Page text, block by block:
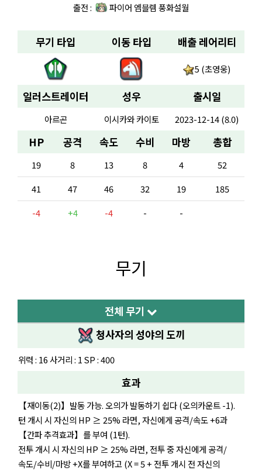
출전 : 파이어 엠블렘 풍화설월
무기 타입 이동 타입 배출 레어리티
5 (초영웅)
일러스트레이터 성우 출시일
아르곤 이시카와 카이토 2023-12-14 (8.0)
HP 공격 속도 수비 마방 총합
19 8 13 8 4
52
41
47 46 32 19
185
-4
+4 -4 - -
무기
전체 무기
청사자의 성야의 도끼
위력 : 16 사거리 : 1 SP : 400
효과
【재이동(2)】발동 가능. 오의가 발동하기 쉽다 (오의카운트 -1).
턴 개시 시 자신의 HP ≥ 25% 라면, 자신에게 공격/속도 +6과
【간파 추격효과】를 부여 (1턴).
전투 개시 시 자신의 HP ≥ 25% 라면, 전투 중 자신에게 공격/
속도/수비/마방 +X를 부여하고 (X = 5 + 전투 개시 전 자신의